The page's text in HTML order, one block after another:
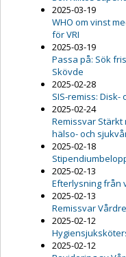
2025-03-19
WHO om vinst
för VRI
2025-03-19
Passa på: Sök
Skövde
2025-02-28
SIS-remiss:
2025-02-24
Remissvar
hälso- och
2025-02-18
2025-02-13
Efterlysning från
2025-02-13
Remissvar
2025-02-12
2025-02-12